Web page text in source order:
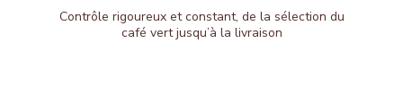
Contrôle rigoureux et constant, de la sélection du
café vert jusqu’à la livraison